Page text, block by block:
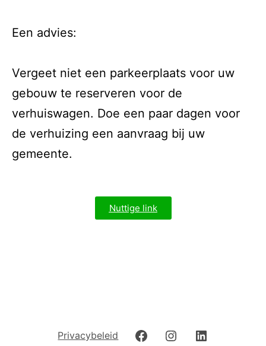
Een advies:
Vergeet niet een parkeerplaats voor uw
gebouw te reserveren voor de
verhuiswagen. Doe een paar dagen voor
de verhuizing een aanvraag bij uw
gemeente.
Nuttige link
Privacybeleid